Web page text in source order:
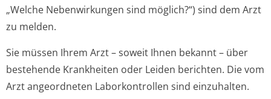
„Welche Nebenwirkungen sind möglich?“) sind dem Arzt
zu melden.
Sie müssen Ihrem Arzt – soweit Ihnen bekannt – über
bestehende Krankheiten oder Leiden berichten. Die vom
Arzt angeordneten Laborkontrollen sind einzuhalten.